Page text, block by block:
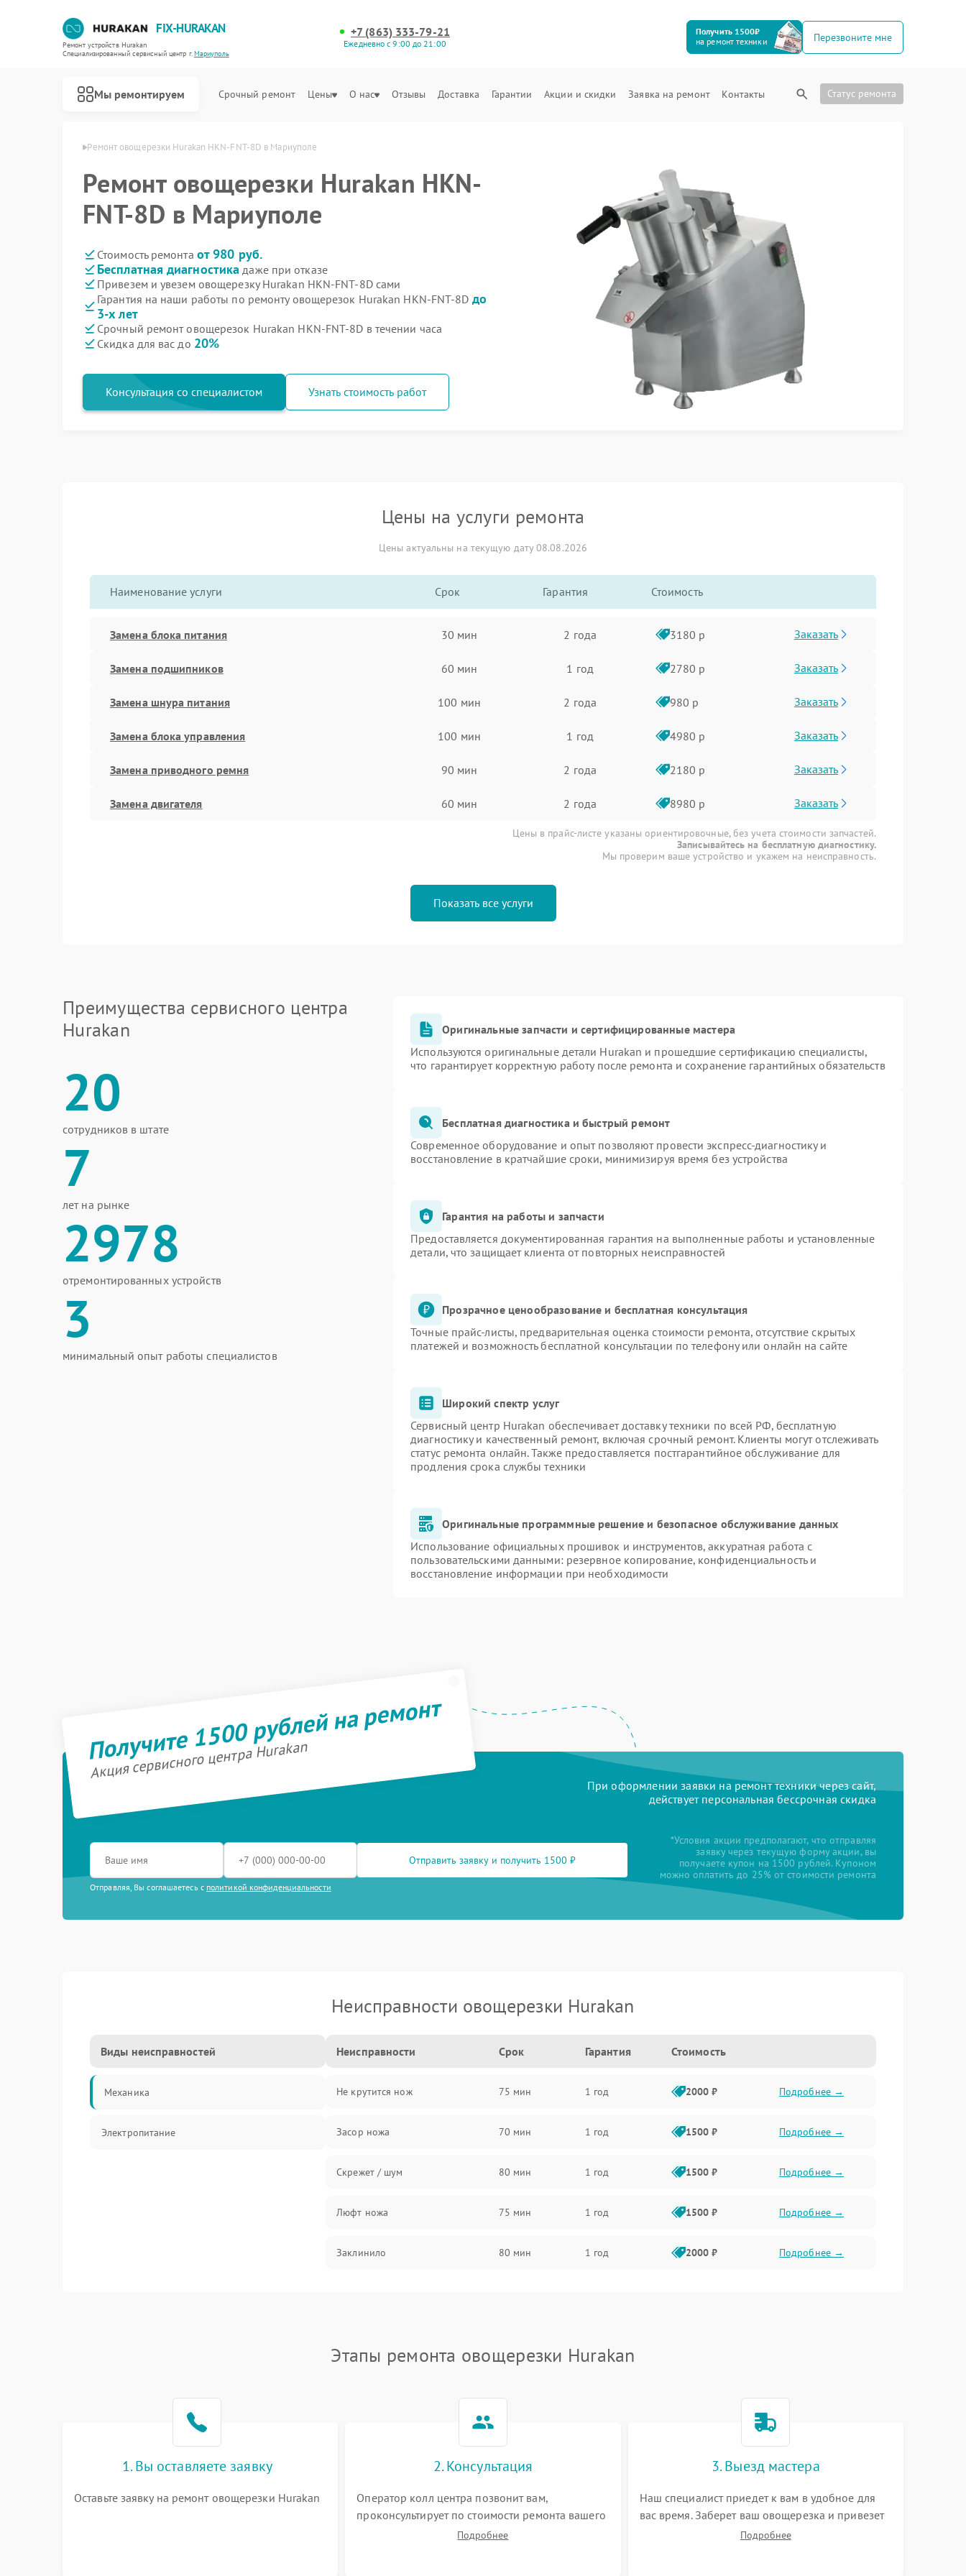
FIX-HURAKAN
Ремонт устройств Hurakan
Специализированный cервисный центр г.Мариуполь
+7 (863) 333-79-21
Ежедневно с 9:00 до 21:00
Получить 1500₽
на ремонт техники
Перезвоните мне
Мы ремонтируем Срочный ремонт Цены О нас Отзывы Доставка Гарантии Акции и скидки Заявка на ремонт Контакты Статус ремонта
в Мариуполе Ремонт овощерезки Hurakan HKN-FNT-8D в Мариуполе
Ремонт овощерезки Hurakan HKN-
FNT-8D в Мариуполе
Стоимость ремонта от 980 руб.
Бесплатная диагностика даже при отказе
Привезем и увезем овощерезку Hurakan HKN-FNT-8D сами
Гарантия на наши работы по ремонту овощерезок Hurakan HKN-FNT-8D до
3-х лет
Срочный ремонт овощерезок Hurakan HKN-FNT-8D в течении часа
Скидка для вас до 20%
Консультация со специалистом Узнать стоимость работ
Цены на услуги ремонта
Цены актуальны на текущую дату 08.08.2026
Наименование услуги Срок Гарантия Стоимость
Замена блока питания 30 мин 2 года 3180 р Заказать
Замена подшипников 60 мин 1 год 2780 р Заказать
Замена шнура питания 100 мин 2 года 980 р Заказать
Замена блока управления 100 мин 1 год 4980 р Заказать
Замена приводного ремня 90 мин 2 года 2180 р Заказать
Замена двигателя 60 мин 2 года 8980 р Заказать
Цены в прайс-листе указаны ориентировочные, без учета стоимости запчастей.
Записывайтесь на бесплатную диагностику.
Мы проверим ваше устройство и укажем на неисправность.
Показать все услуги
Преимущества сервисного центра
Hurakan
20
сотрудников в штате
7
лет на рынке
2978
отремонтированных устройств
3
минимальный опыт работы специалистов
Оригинальные запчасти и сертифицированные мастера
Используются оригинальные детали Hurakan и прошедшие сертификацию специалисты,
что гарантирует корректную работу после ремонта и сохранение гарантийных обязательств
Бесплатная диагностика и быстрый ремонт
Современное оборудование и опыт позволяют провести экспресс-диагностику и
восстановление в кратчайшие сроки, минимизируя время без устройства
Гарантия на работы и запчасти
Предоставляется документированная гарантия на выполненные работы и установленные
детали, что защищает клиента от повторных неисправностей
Прозрачное ценообразование и бесплатная консультация
Точные прайс-листы, предварительная оценка стоимости ремонта, отсутствие скрытых
платежей и возможность бесплатной консультации по телефону или онлайн на сайте
Широкий спектр услуг
Сервисный центр Hurakan обеспечивает доставку техники по всей РФ, бесплатную
диагностику и качественный ремонт, включая срочный ремонт. Клиенты могут отслеживать
статус ремонта онлайн. Также предоставляется постгарантийное обслуживание для
продления срока службы техники
Оригинальные программные решение и безопасное обслуживание данных
Использование официальных прошивок и инструментов, аккуратная работа с
пользовательскими данными: резервное копирование, конфиденциальность и
восстановление информации при необходимости
Получите 1500 рублей на ремонт
Акция сервисного центра Hurakan
При оформлении заявки на ремонт техники через сайт,
действует персональная бессрочная скидка
Отправить заявку и получить 1500 ₽
Отправляя, Вы соглашаетесь с политикой конфиденциальности
*Условия акции предполагают, что отправляя
заявку через текущую форму акции, вы
получаете купон на 1500 рублей. Купоном
можно оплатить до 25% от стоимости ремонта
Неисправности овощерезки Hurakan
Виды неисправностей
Механика
Электропитание
Неисправности Срок Гарантия Стоимость
Не крутится нож 75 мин 1 год 2000 ₽ Подробнее →
Засор ножа 70 мин 1 год 1500 ₽ Подробнее →
Скрежет / шум 80 мин 1 год 1500 ₽ Подробнее →
Люфт ножа 75 мин 1 год 1500 ₽ Подробнее →
Заклинило 80 мин 1 год 2000 ₽ Подробнее →
Этапы ремонта овощерезки Hurakan
1. Вы оставляете заявку
Оставьте заявку на ремонт овощерезки Hurakan
2. Консультация
Оператор колл центра позвонит вам,
проконсультирует по стоимости ремонта вашего
овощерезки а также ответит на все ваши
Подробнее
3. Выезд мастера
Наш специалист приедет к вам в удобное для
вас время. Заберет ваш овощерезка и привезет
на склад для диагностики.
Подробнее